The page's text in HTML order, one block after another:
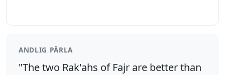
ANDLIG PÄRLA
"The two Rak'ahs of Fajr are better than